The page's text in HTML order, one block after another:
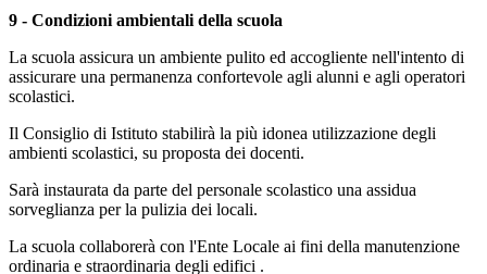
9 - Condizioni ambientali della scuola
La scuola assicura un ambiente pulito ed accogliente nell'intento di
assicurare una permanenza confortevole agli alunni e agli operatori
scolastici.
Il Consiglio di Istituto stabilirà la più idonea utilizzazione degli
ambienti scolastici, su proposta dei docenti.
Sarà instaurata da parte del personale scolastico una assidua
sorveglianza per la pulizia dei locali.
La scuola collaborerà con l'Ente Locale ai fini della manutenzione
ordinaria e straordinaria degli edifici .